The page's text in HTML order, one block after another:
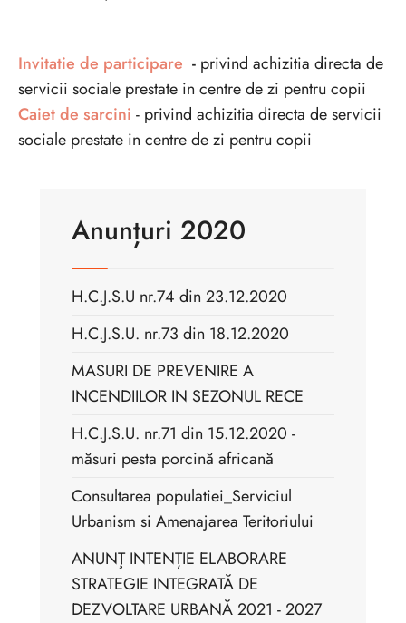
Invitatie de participare - privind achizitia directa de
servicii sociale prestate in centre de zi pentru copii
Caiet de sarcini - privind achizitia directa de servicii
sociale prestate in centre de zi pentru copii
Anunțuri 2020
H.C.J.S.U nr.74 din 23.12.2020
H.C.J.S.U. nr.73 din 18.12.2020
MASURI DE PREVENIRE A
INCENDIILOR IN SEZONUL RECE
H.C.J.S.U. nr.71 din 15.12.2020 -
măsuri pesta porcină africană
Consultarea populatiei_Serviciul
Urbanism si Amenajarea Teritoriului
ANUNŢ INTENȚIE ELABORARE
STRATEGIE INTEGRATĂ DE
DEZVOLTARE URBANĂ 2021 - 2027